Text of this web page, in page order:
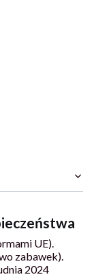
UE).
zabawek).
2024